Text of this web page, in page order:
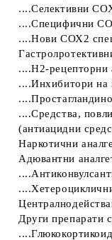
....Селективни
....Специфични
....Нови СОХ2
....Н2-рецепторни
....Инхибитори на
....Средства,
(антиацидни
Наркотични
Адювантни
Други препарати